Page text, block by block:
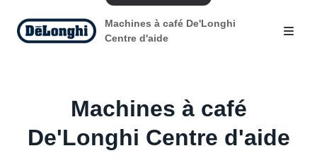
Machines à café De'Longhi
Centre d'aide
Machines à café
De'Longhi Centre d'aide